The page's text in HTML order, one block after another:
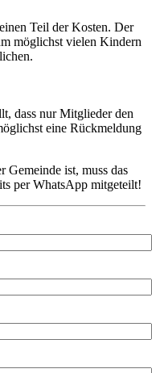
Teil der Kosten. Der
möglichst vielen Kindern
dass nur Mitglieder den
eine Rückmeldung
Gemeinde ist, muss das
per WhatsApp mitgeteilt!